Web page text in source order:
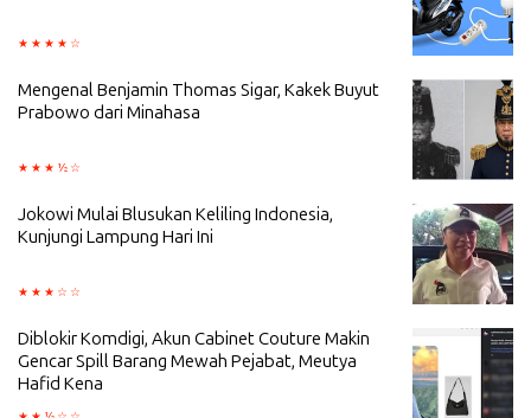
Mengenal Benjamin Thomas Sigar, Kakek Buyut
Prabowo dari Minahasa
Jokowi Mulai Blusukan Keliling Indonesia,
Kunjungi Lampung Hari Ini
Diblokir Komdigi, Akun Cabinet Couture Makin
Gencar Spill Barang Mewah Pejabat, Meutya
Hafid Kena